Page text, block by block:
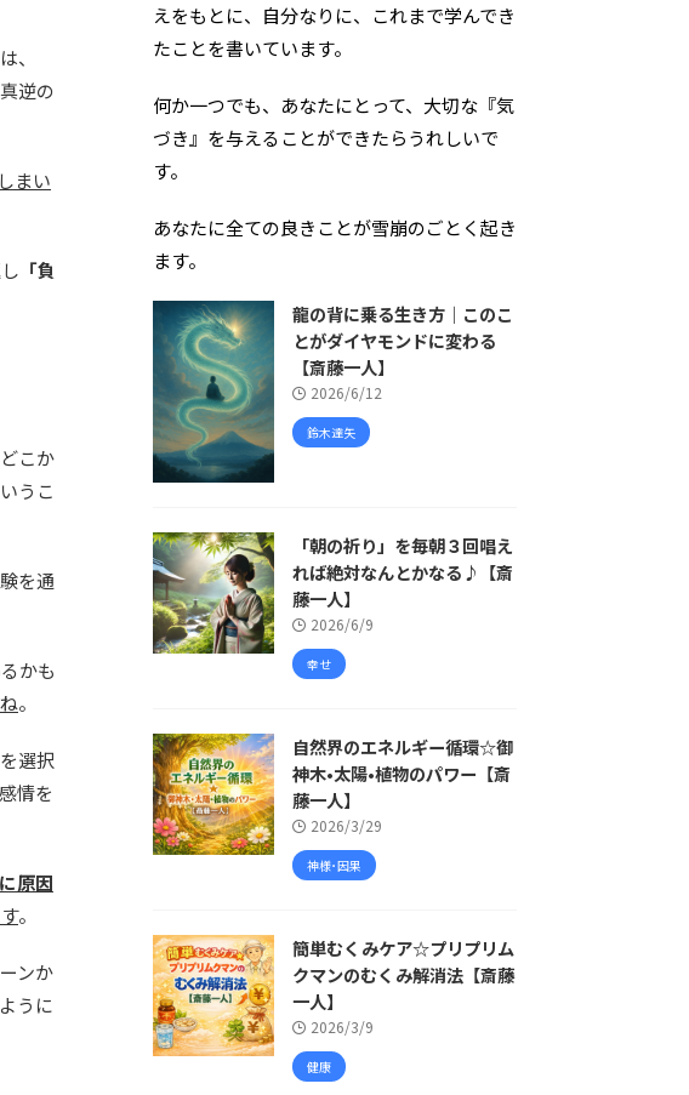
、
逆の
まい
「負
こか
うこ
を通
かも
。
選択
情を
原因
。
ンか
うに
えをもとに、自分なりに、これまで学んでき
たことを書いています。
何か一つでも、あなたにとって、大切な『気
づき』を与えることができたらうれしいで
す。
あなたに全ての良きことが雪崩のごとく起き
ます。
龍の背に乗る生き方｜このこ
とがダイヤモンドに変わる
【斎藤一人】
2026/6/12
鈴木達矢
「朝の祈り」を毎朝３回唱え
れば絶対なんとかなる♪【斎
藤一人】
2026/6/9
幸せ
自然界のエネルギー循環☆御
神木•太陽•植物のパワー【斎
藤一人】
2026/3/29
神様･因果
簡単むくみケア☆プリプリム
クマンのむくみ解消法【斎藤
一人】
2026/3/9
健康